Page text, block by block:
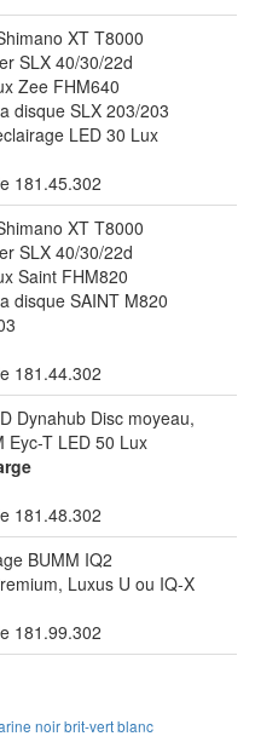
XT T8000
SLX 40/30/22d
Zee FHM640
disque SLX 203/203
LED 30 Lux
181.45.302
XT T8000
SLX 40/30/22d
Saint FHM820
disque SAINT M820
181.44.302
Dynahub Disc moyeau,
Eyc-T LED 50 Lux
181.48.302
BUMM IQ2
Luxus U ou IQ-X
181.99.302
noirbrit-vertblanc